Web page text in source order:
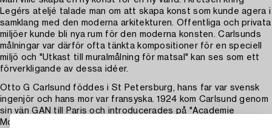
Legérs ateljé talade man om att skapa konst som kunde agera i
samklang med den moderna arkitekturen. Offentliga och privata
miljöer kunde bli nya rum för den moderna konsten. Carlsunds
målningar var därför ofta tänkta kompositioner för en speciell
miljö och "Utkast till muralmålning för matsal" kan ses som ett
förverkligande av dessa idéer.
Otto G Carlsund föddes i St Petersburg, hans far var svensk
ingenjör och hans mor var fransyska. 1924 kom Carlsund genom
sin vän GAN till Paris och introducerades på "Academie
Moderne". Han talade både ryska och franska och kunde agera